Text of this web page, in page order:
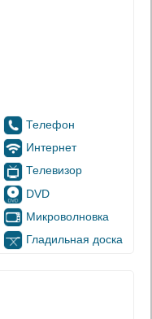
Телефон
Интернет
Телевизор
DVD
Микроволновка
Гладильная доска